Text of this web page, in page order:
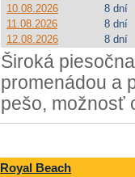
10.08.2026
8 dní
11.08.2026
8 dní
12.08.2026
8 dní
Široká
promenádou a
pešo, možnosť
Royal Beach